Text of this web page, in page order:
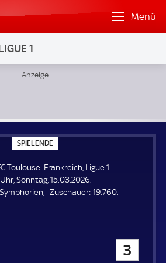
Menü
1
SPIELENDE
P
E
L
E
N
Toulouse. Frankreich, Ligue 1.
Uhr, Sonntag, 15.03.2026.
Zuschauer: Z
19.760.
3